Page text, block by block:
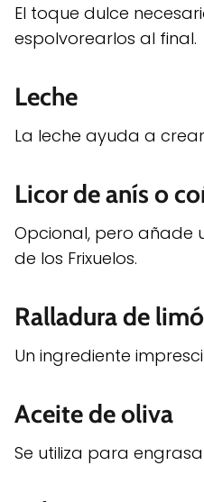
El toque dulce
espolvorearlos al final.
Leche
La leche ayuda a
Licor de anís o
Opcional, pero añade
de los Frixuelos.
Ralladura de
Un ingrediente
Aceite de oliva
Se utiliza para